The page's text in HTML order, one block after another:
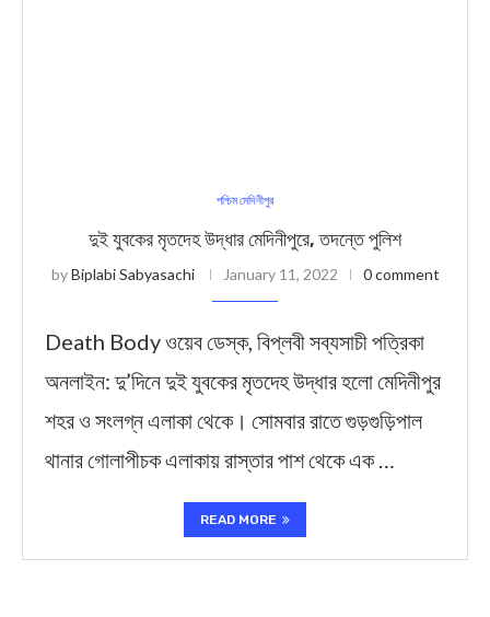
পশ্চিম মেদিনীপুর
দুই যুবকের মৃতদেহ উদ্ধার মেদিনীপুরে, তদন্তে পুলিশ
byBiplabi Sabyasachi January 11, 2022 0 comment
Death Body ওয়েব ডেস্ক, বিপ্লবী সব্যসাচী পত্রিকা
অনলাইন: দু’দিনে দুই যুবকের মৃতদেহ উদ্ধার হলো মেদিনীপুর
শহর ও সংলগ্ন এলাকা থেকে। সোমবার রাতে গুড়গুড়িপাল
থানার গোলাপীচক এলাকায় রাস্তার পাশ থেকে এক …
READ MORE